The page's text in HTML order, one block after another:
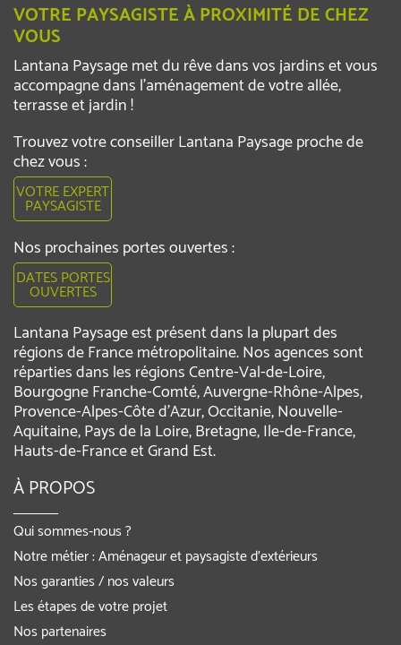
VOTRE PAYSAGISTE À PROXIMITÉ DE CHEZ
VOUS
Lantana Paysage met du rêve dans vos jardins et vous
accompagne dans l’aménagement de votre allée,
terrasse et jardin !
Trouvez votre conseiller Lantana Paysage proche de
chez vous :
VOTRE EXPERT
PAYSAGISTE
Nos prochaines portes ouvertes :
DATES PORTES
OUVERTES
Lantana Paysage est présent dans la plupart des
régions de France métropolitaine. Nos agences sont
réparties dans les régions Centre-Val-de-Loire,
Bourgogne Franche-Comté, Auvergne-Rhône-Alpes,
Provence-Alpes-Côte d'Azur, Occitanie, Nouvelle-
Aquitaine, Pays de la Loire, Bretagne, Ile-de-France,
Hauts-de-France et Grand Est.
À PROPOS
Qui sommes-nous ?
Notre métier : Aménageur et paysagiste d’extérieurs
Nos garanties / nos valeurs
Les étapes de votre projet
Nos partenaires